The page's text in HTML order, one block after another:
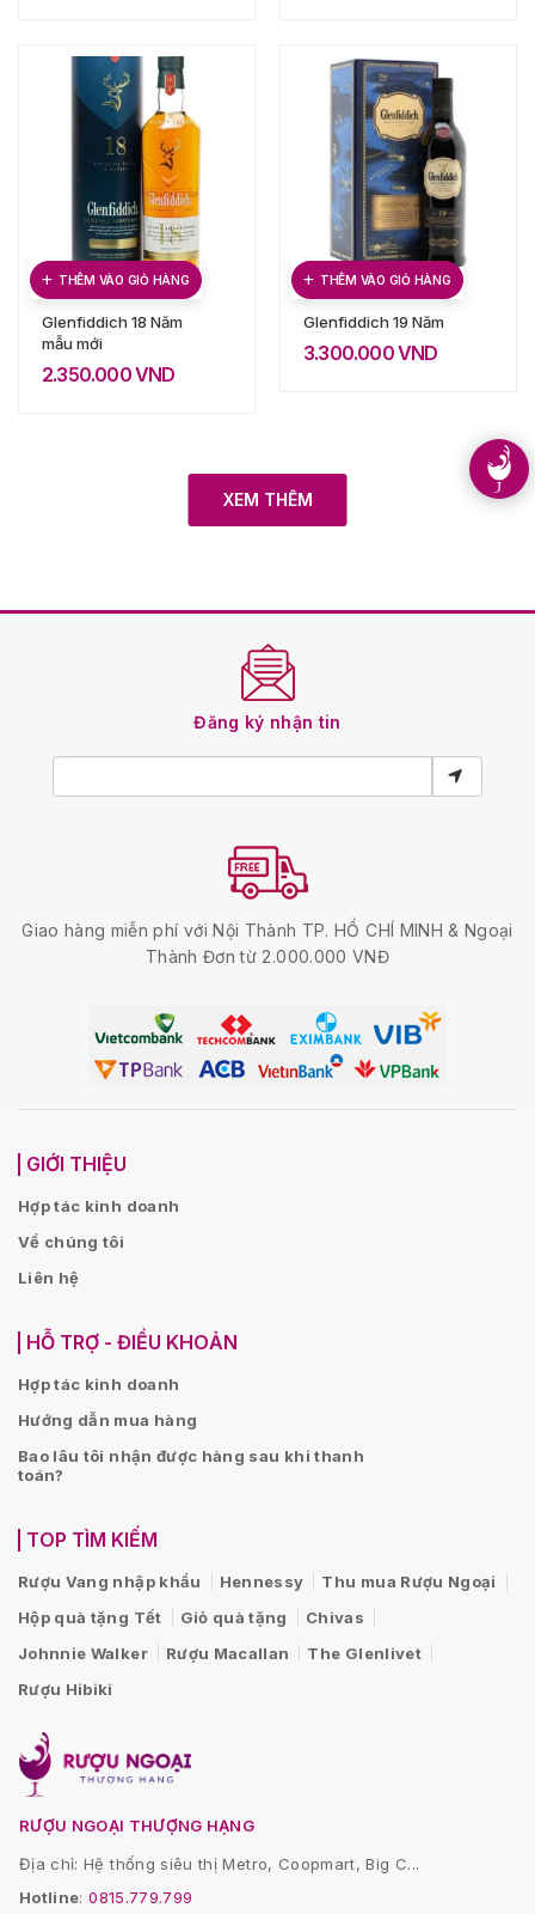
THÊM VÀO GIỎ HÀNG
Glenfiddich 18 Năm
mẫu mới
2.350.000VND
THÊM VÀO GIỎ HÀNG
Glenfiddich 19 Năm
3.300.000VND
XEM THÊM
Đăng ký nhận tin
Giao hàng miễn phí với Nội Thành TP. HỒ CHÍ MINH & Ngoại
Thành Đơn từ 2.000.000 VNĐ
GIỚI THIỆU
Hợp tác kinh doanh
Về chúng tôi
Liên hệ
HỖ TRỢ - ĐIỀU KHOẢN
Hợp tác kinh doanh
Hướng dẫn mua hàng
Bao lâu tôi nhận được hàng sau khi thanh
toán?
TOP TÌM KIẾM
Rượu Vang nhập khẩu Hennessy
Thu mua Rượu Ngoại
Hộp quà tặng Tết
Giỏ quà tặng
Chivas
Johnnie Walker
Rượu Macallan
The Glenlivet
Rượu Hibiki
RƯỢU NGOẠI THƯỢNG HẠNG
Địa chỉ: Hệ thống siêu thị Metro, Coopmart, Big C...
Hotline:0815.779.799